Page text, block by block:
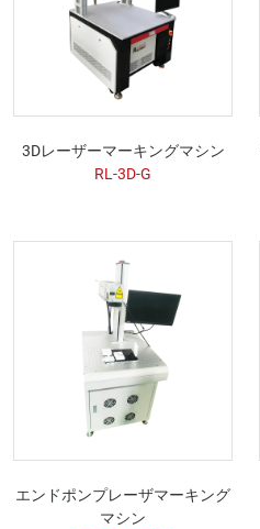
3Dレーザーマーキングマシン
RL-3D-G
エンドポンプレーザマーキング
マシン